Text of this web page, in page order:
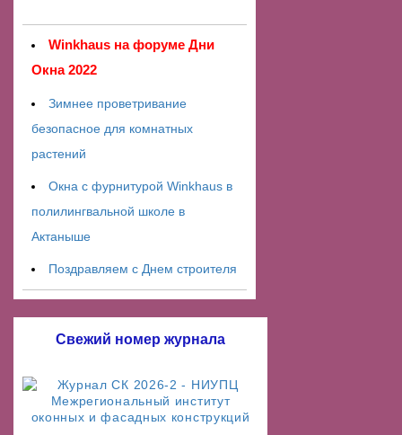
Winkhaus на форуме Дни
Окна 2022
Зимнее проветривание
безопасное для комнатных
растений
Окна с фурнитурой Winkhaus в
полилингвальной школе в
Актаныше
Поздравляем с Днем строителя
Свежий номер журнала